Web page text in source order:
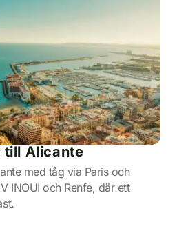
till Alicante
med tåg via Paris och
INOUI och Renfe, där ett